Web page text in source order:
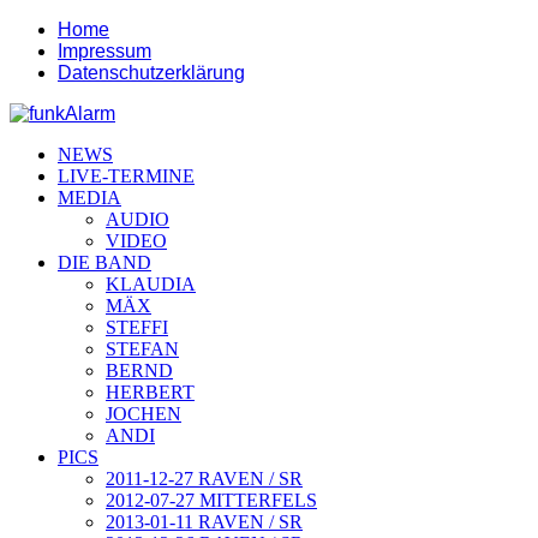
Home
Impressum
Datenschutzerklärung
NEWS
LIVE-TERMINE
MEDIA
AUDIO
VIDEO
DIE BAND
KLAUDIA
MÄX
STEFFI
STEFAN
BERND
HERBERT
JOCHEN
ANDI
PICS
2011-12-27 RAVEN / SR
2012-07-27 MITTERFELS
2013-01-11 RAVEN / SR